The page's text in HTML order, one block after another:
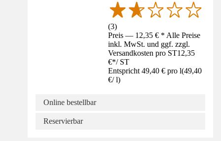
(3)
Preis — 12,35 € * Alle Preise
inkl. MwSt. und ggf. zzgl.
Versandkosten pro ST12,35
€*/ ST
Entspricht 49,40 € pro l(49,40
€/ l)
Online bestellbar
Reservierbar